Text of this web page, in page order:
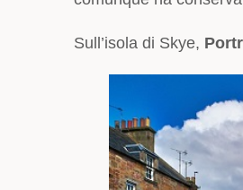
Sull’isola di Skye,